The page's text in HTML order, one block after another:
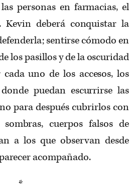
personas en farmacias, el
Kevin deberá conquistar la
sentirse cómodo en
los pasillos y de la oscuridad
uno de los accesos, los
puedan escurrirse las
para después cubrirlos con
cuerpos falsos de
a los que observan desde
acompañado.
*